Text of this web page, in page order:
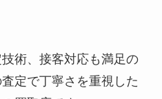
術、接客対応も満足の
定で丁寧さを重視した